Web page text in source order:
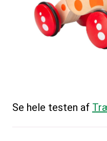
Se hele testen af